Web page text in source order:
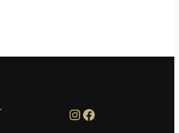
Instagram Facebook